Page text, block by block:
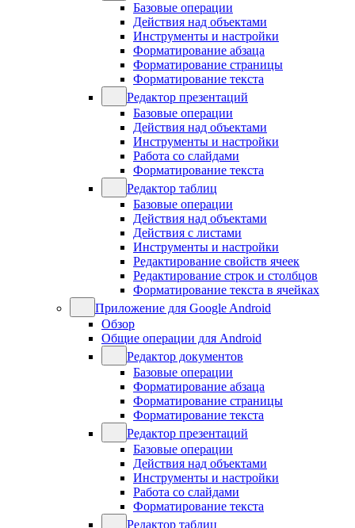
Базовые операции
Действия над объектами
Инструменты и настройки
Форматирование абзаца
Форматирование страницы
Форматирование текста
Редактор презентаций
Базовые операции
Действия над объектами
Инструменты и настройки
Работа со слайдами
Форматирование текста
Редактор таблиц
Базовые операции
Действия над объектами
Действия с листами
Инструменты и настройки
Редактирование свойств ячеек
Редактирование строк и столбцов
Форматирование текста в ячейках
Приложение для Google Android
Обзор
Общие операции для Android
Редактор документов
Базовые операции
Форматирование абзаца
Форматирование страницы
Форматирование текста
Редактор презентаций
Базовые операции
Действия над объектами
Инструменты и настройки
Работа со слайдами
Форматирование текста
Редактор таблиц